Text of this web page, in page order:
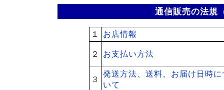
通信販売の法規
１
お店情報
２
お支払い方法
３
発送方法、送料、お届け日時に
いて